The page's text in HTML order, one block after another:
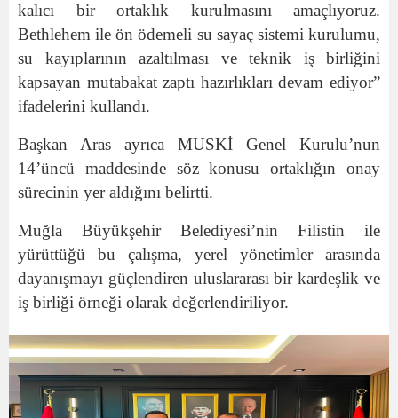
kalıcı bir ortaklık kurulmasını amaçlıyoruz.
Bethlehem ile ön ödemeli su sayaç sistemi kurulumu,
su kayıplarının azaltılması ve teknik iş birliğini
kapsayan mutabakat zaptı hazırlıkları devam ediyor”
ifadelerini kullandı.
Başkan Aras ayrıca MUSKİ Genel Kurulu’nun
14’üncü maddesinde söz konusu ortaklığın onay
sürecinin yer aldığını belirtti.
Muğla Büyükşehir Belediyesi’nin Filistin ile
yürüttüğü bu çalışma, yerel yönetimler arasında
dayanışmayı güçlendiren uluslararası bir kardeşlik ve
iş birliği örneği olarak değerlendiriliyor.